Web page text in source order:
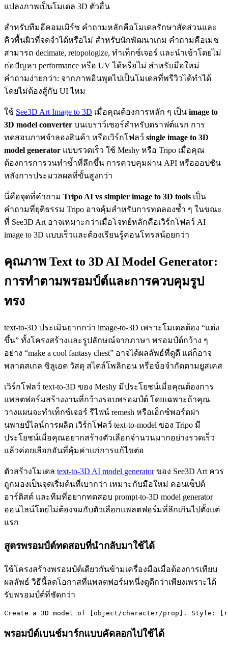
แปลงภาพเป็นโมเดล 3D ตัวอื่น
สำหรับทีมอีคอมเมิร์ซ คำถามหลักคือโมเดลรักษาสัดส่วนและ
คิวพื้นผิวที่จดจำได้หรือไม่ สำหรับนักพัฒนาเกม คำถามคือเมช
สามารถ decimate, retopologize, ทำเท็กซ์เจอร์ และนำเข้าโดยไม่
ก่อปัญหา performance หรือ UV ได้หรือไม่ สำหรับมือใหม่
คำถามง่ายกว่า: จากภาพอินพุตไปเป็นโมเดลที่พรีวิวได้ทำได้
โดยไม่ต้องสู้กับ UI ไหม
ใช้ See3D Art Image to 3D เมื่อคุณต้องการหลัก ๆ เป็น image to
3D model converter บนเบราว์เซอร์สำหรับดราฟต์แรก การ
ทดสอบภาพจำลองสินค้า หรือเวิร์กโฟลว์ single image to 3D
model generator แบบรวดเร็ว ใช้ Meshy หรือ Tripo เมื่อคุณ
ต้องการการวนทำซ้ำที่ลึกขึ้น การควบคุมผ่าน API หรือออปชัน
หลังการประมวลผลที่ขั้นสูงกว่า
นี่คือจุดที่คำถาม Tripo AI vs simpler image to 3D tools เป็น
คำถามที่ยุติธรรม Tripo อาจคุ้มสำหรับการทดลองซ้ำ ๆ ในขณะ
ที่ See3D Art อาจเหมาะกว่าเมื่อโจทย์หลักคือเวิร์กโฟลว์ AI
image to 3D แบบเร็วและต้องเรียนรู้คอนโทรลน้อยกว่า
คุณภาพ Text to 3D AI Model Generator:
การทำตามพรอมป์ต์และการควบคุมรูป
ทรง
text-to-3D ประเมินยากกว่า image-to-3D เพราะโมเดลต้อง “แต่ง
ขึ้น” ทั้งโครงสร้างและรูปลักษณ์จากภาษา พรอมป์ต์กว้าง ๆ
อย่าง “make a cool fantasy chest” อาจได้ผลลัพธ์ที่ดูดี แต่ก็อาจ
พลาดสเกล ซิลูเอต วัสดุ สไตล์โพลิกอน หรือข้อจำกัดตามยูสเคส
เวิร์กโฟลว์ text-to-3D ของ Meshy มีประโยชน์เมื่อคุณต้องการ
แพลตฟอร์มสร้างงานที่กว้างรอบพรอมป์ต์ โดยเฉพาะถ้าคุณ
วางแผนจะทำเท็กซ์เจอร์ รีไฟน์ remesh หรือเอ็กซ์พอร์ตผ่า
นพายป์ไลน์การผลิต เวิร์กโฟลว์ text-to-model ของ Tripo มี
ประโยชน์เมื่อคุณอยากสร้างตัวเลือกจำนวนมากอย่างรวดเร็ว
แล้วค่อยเลือกอันที่คุ้มค่าแก่การแก้ไขต่อ
ตัวสร้างโมเดล text-to-3D AI model generatorของ See3D Art ควร
ถูกมองเป็นจุดเริ่มต้นที่เบากว่า เหมาะกับมือใหม่ คอนเซ็ปต์
อาร์ติสต์ และทีมที่อยากทดสอบ prompt-to-3D model generator
ออนไลน์โดยไม่ต้องจมกับตัวเลือกแพลตฟอร์มที่ลึกเกินไปตั้งแต่
แรก
สูตรพรอมป์ต์ทดสอบที่นำกลับมาใช้ได้
ใช้โครงสร้างพรอมป์ต์เดียวกันข้ามเครื่องมือเมื่อต้องการเทียบ
ผลลัพธ์ วิธีนี้ลดโอกาสที่แพลตฟอร์มหนึ่งดูดีกว่าเพียงเพราะได้
รับพรอมป์ต์ที่ชัดกว่า
พรอมป์ต์เบนช์มาร์กแบบคัดลอกไปใช้ได้